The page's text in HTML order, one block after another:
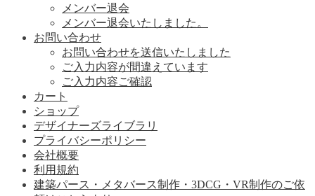
メンバー退会
メンバー退会いたしました。
お問い合わせ
お問い合わせを送信いたしました
ご入力内容が間違えています
ご入力内容ご確認
カート
ショップ
デザイナーズライブラリ
プライバシーポリシー
会社概要
利用規約
建築パース・メタバース制作・3DCG・VR制作のご依